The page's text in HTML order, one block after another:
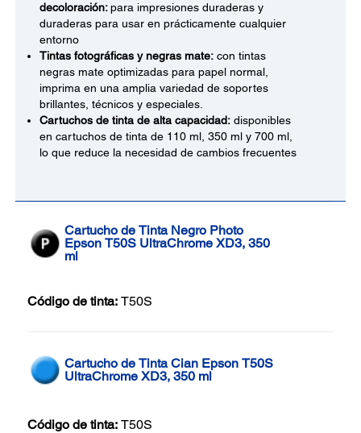
decoloración:para impresiones duraderas y
duraderas para usar en prácticamente cualquier
entorno
Tintas fotográficas y negras mate: con tintas
negras mate optimizadas para papel normal,
imprima en una amplia variedad de soportes
brillantes, técnicos y especiales.
Cartuchos de tinta de alta capacidad: disponibles
en cartuchos de tinta de 110 ml, 350 ml y 700 ml,
lo que reduce la necesidad de cambios frecuentes
Cartucho de Tinta Negro Photo
Epson T50S UltraChrome XD3, 350
ml
Código de tinta: T50S
Cartucho de Tinta Cian Epson T50S
UltraChrome XD3, 350 ml
Código de tinta: T50S